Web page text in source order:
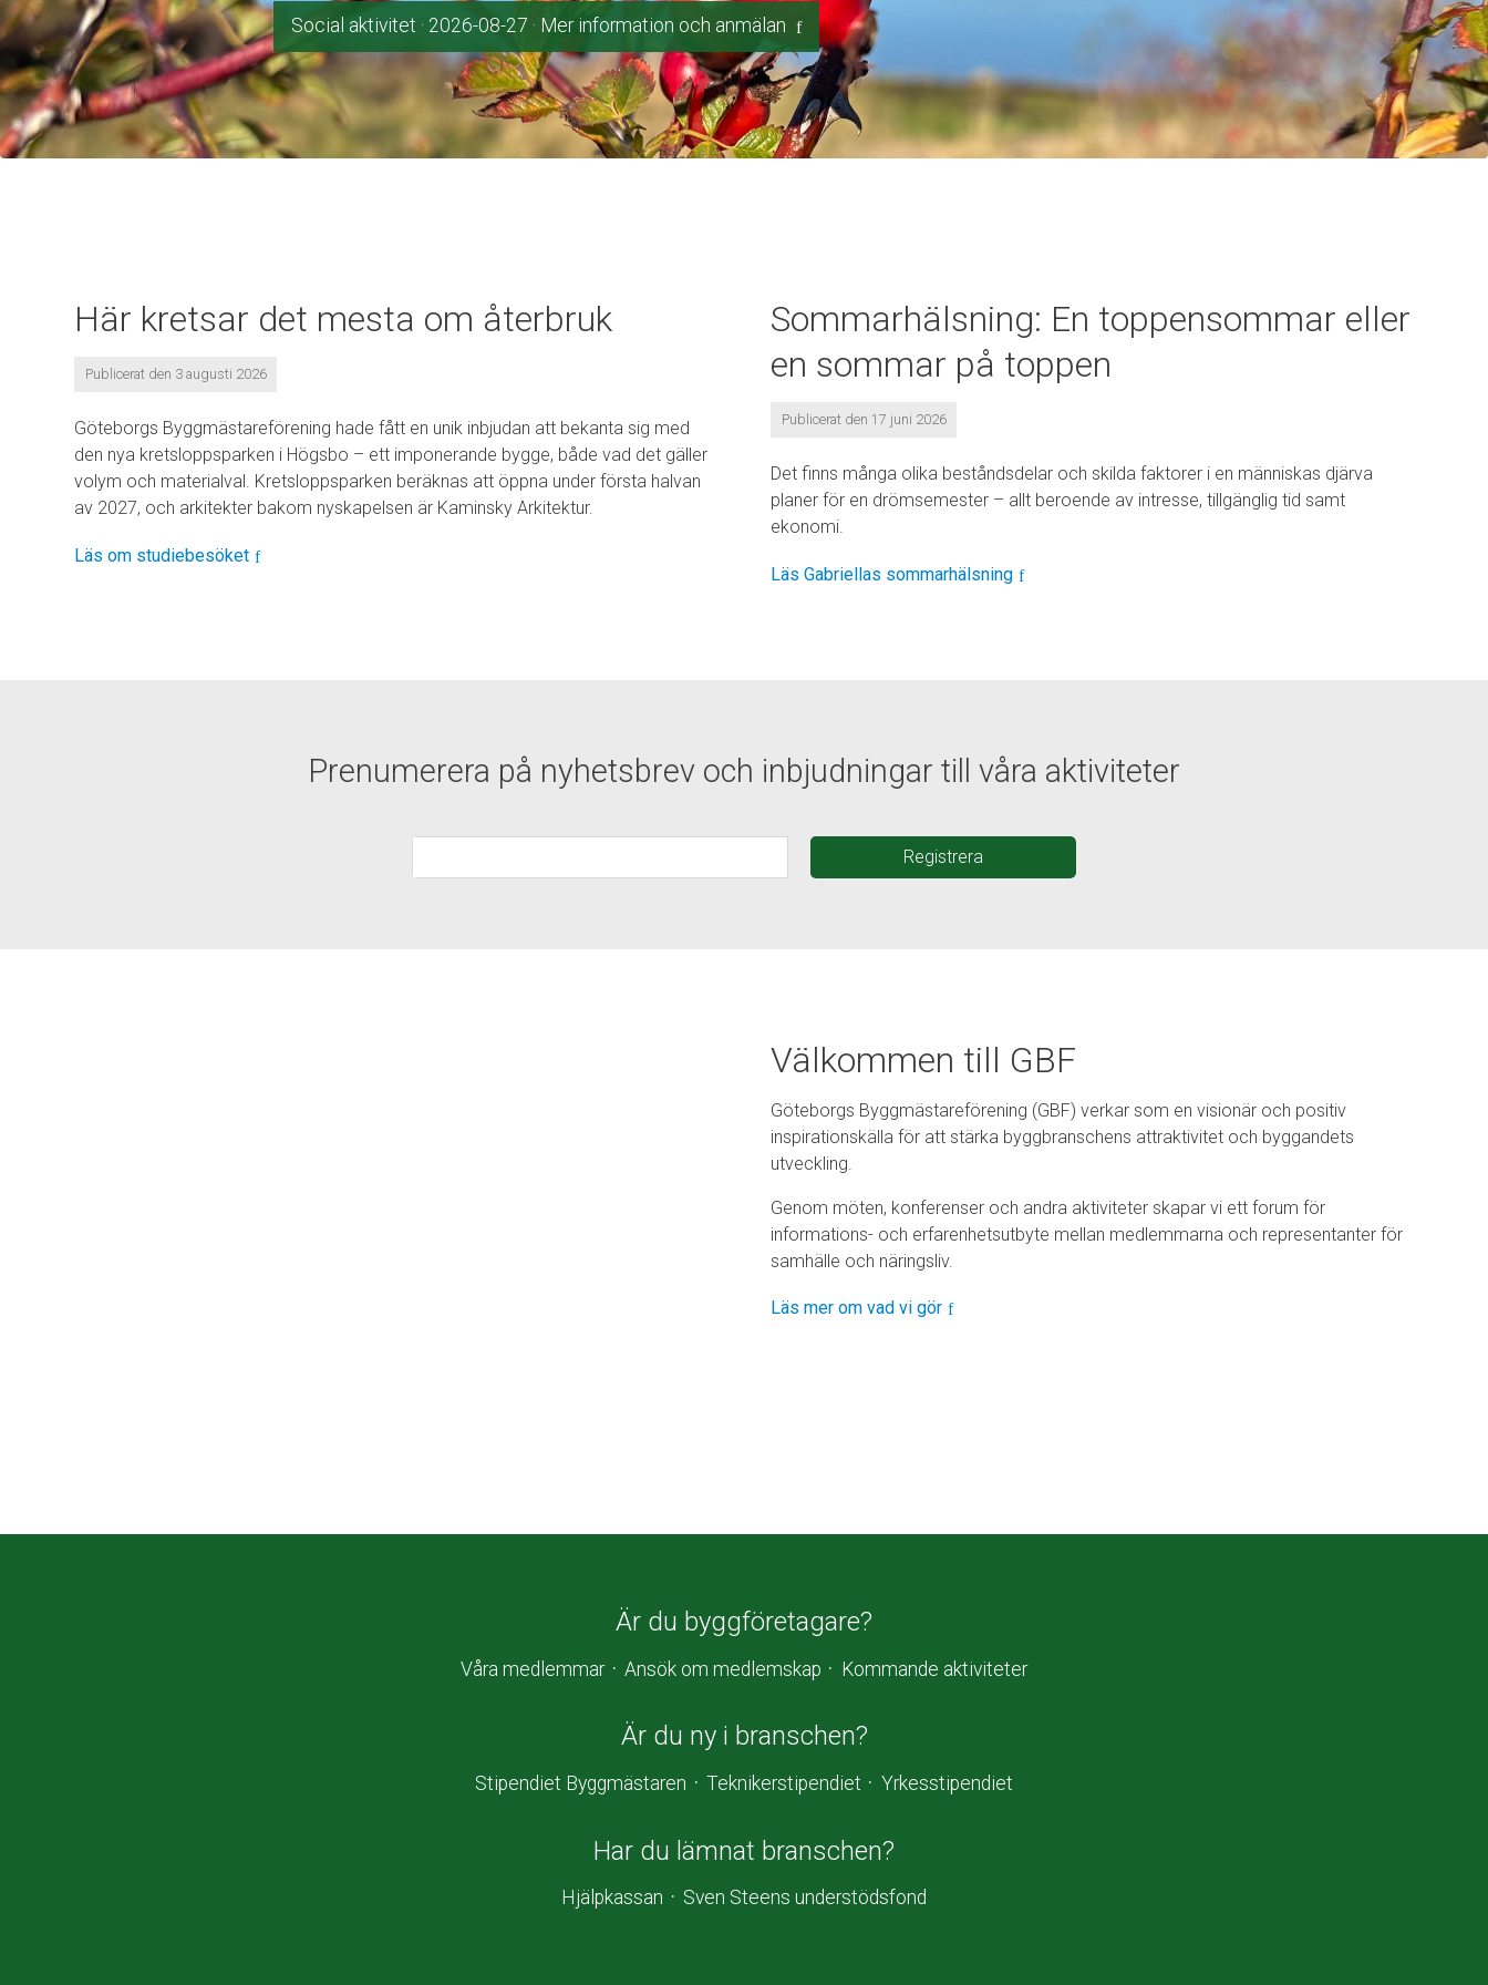
Social aktivitet · 2026-08-27 · Mer information och anmälan
Här kretsar det mesta om återbruk
Publicerat den 3 augusti 2026
Göteborgs Byggmästareförening hade fått en unik inbjudan att bekanta sig med
den nya kretsloppsparken i Högsbo – ett imponerande bygge, både vad det gäller
volym och materialval. Kretsloppsparken beräknas att öppna under första halvan
av 2027, och arkitekter bakom nyskapelsen är Kaminsky Arkitektur.
Läs om studiebesöket
Sommarhälsning: En toppensommar eller
en sommar på toppen
Publicerat den 17 juni 2026
Det finns många olika beståndsdelar och skilda faktorer i en människas djärva
planer för en drömsemester – allt beroende av intresse, tillgänglig tid samt
ekonomi.
Läs Gabriellas sommarhälsning
Prenumerera på nyhetsbrev och inbjudningar till våra aktiviteter
Välkommen till GBF
Göteborgs Byggmästareförening (GBF) verkar som en visionär och positiv
inspirationskälla för att stärka byggbranschens attraktivitet och byggandets
utveckling.
Genom möten, konferenser och andra aktiviteter skapar vi ett forum för
informations- och erfarenhetsutbyte mellan medlemmarna och representanter för
samhälle och näringsliv.
Läs mer om vad vi gör
Är du byggföretagare?
Våra medlemmar Ansök om medlemskap Kommande aktiviteter
Är du ny i branschen?
Stipendiet Byggmästaren Teknikerstipendiet Yrkesstipendiet
Har du lämnat branschen?
Hjälpkassan Sven Steens understödsfond